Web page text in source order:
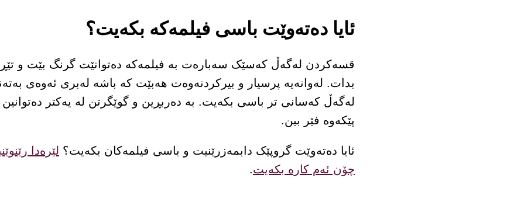
ئایا دەتەوێت باسی فیلمەکە بکەیت؟
قسەکردن لەگەڵ کەسێک سەبارەت بە فیلمەکە دەتوانێت گرنگ بێت و
بدات. لەوانەیە پرسیار و بیرکردنەوەت هەبێت کە باشە لەبری ئەوەی
لەگەڵ کەسانی تر باسی بکەیت. بە دەربڕین و گوێگرتن لە یەکتر
پێکەوە فێر بین.
ئایا دەتەوێت گروپێک دابمەزرێنیت و باسی فیلمەکان بکەیت؟ لێرەدا
چۆن ئەم کارە بکەیت.